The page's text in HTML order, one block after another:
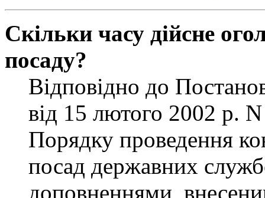
Скільки часу дійсне
посаду?
Відповідно до
від 15 лютого 2002 р.
Порядку проведення
посад державних
доповненнями,